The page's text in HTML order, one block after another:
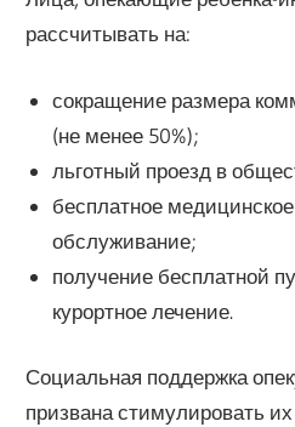
рассчитывать на:
сокращение размера
(не менее 50%);
льготный проезд в
бесплатное
обслуживание;
получение бесплатной
курортное лечение.
Социальная поддержка
призвана стимулировать